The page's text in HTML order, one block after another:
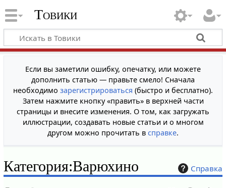
Товики
Если вы заметили ошибку, опечатку, или можете
дополнить статью — правьте смело! Сначала
необходимо зарегистрироваться (быстро и бесплатно).
Затем нажмите кнопку «править» в верхней части
страницы и внесите изменения. О том, как загружать
иллюстрации, создавать новые статьи и о многом
другом можно прочитать в справке.
Справка
Категория:Варюхино